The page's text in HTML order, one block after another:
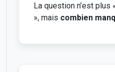
La question n’est
», mais combien